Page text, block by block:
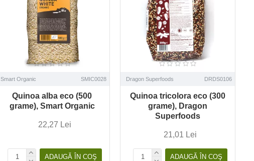
Smart Organic SMIC0028
Quinoa alba eco (500
grame), Smart Organic
22,27 Lei
ADAUGĂ ÎN COŞ
Dragon Superfoods DRDS0106
Quinoa tricolora eco (300
grame), Dragon
Superfoods
21,01 Lei
ADAUGĂ ÎN COŞ